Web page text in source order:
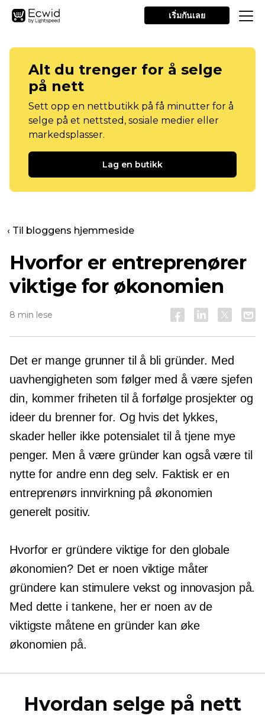
เริ่มกันเลย
Alt du trenger for å selge
på nett
Sett opp en nettbutikk på få minutter for å
selge på et nettsted, sosiale medier eller
markedsplasser.
Lag en butikk
‹ Til bloggens hjemmeside
Hvorfor er entreprenører
viktige for økonomien
8 min lese
Det er mange grunner til å bli gründer. Med
uavhengigheten som følger med å være sjefen
din, kommer friheten til å forfølge prosjekter og
ideer du brenner for. Og hvis det lykkes,
skader heller ikke potensialet til å tjene mye
penger. Men å være gründer kan også være til
nytte for andre enn deg selv. Faktisk er en
entreprenørs innvirkning på økonomien
generelt positiv.
Hvorfor er gründere viktige for den globale
økonomien? Det er noen viktige måter
gründere kan stimulere vekst og innovasjon på.
Med dette i tankene, her er noen av de
viktigste måtene en gründer kan øke
økonomien på.
Hvordan selge på nett